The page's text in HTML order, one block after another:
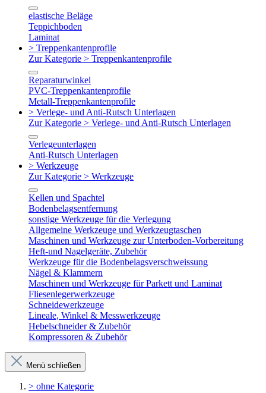
elastische Beläge
Teppichboden
Laminat
> Treppenkantenprofile
Zur Kategorie > Treppenkantenprofile
Reparaturwinkel
PVC-Treppenkantenprofile
Metall-Treppenkantenprofile
> Verlege- und Anti-Rutsch Unterlagen
Zur Kategorie > Verlege- und Anti-Rutsch Unterlagen
Verlegeunterlagen
Anti-Rutsch Unterlagen
> Werkzeuge
Zur Kategorie > Werkzeuge
Kellen und Spachtel
Bodenbelagsentfernung
sonstige Werkzeuge für die Verlegung
Allgemeine Werkzeuge und Werkzeugtaschen
Maschinen und Werkzeuge zur Unterboden-Vorbereitung
Heft-und Nagelgeräte, Zubehör
Werkzeuge für die Bodenbelagsverschweissung
Nägel & Klammern
Maschinen und Werkzeuge für Parkett und Laminat
Fliesenlegerwerkzeuge
Schneidewerkzeuge
Lineale, Winkel & Messwerkzeuge
Hebelschneider & Zubehör
Kompressoren & Zubehör
Menü schließen
> ohne Kategorie